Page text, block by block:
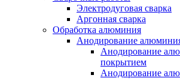
Электродуговая сварка
Аргонная сварка
Обработка алюминия
Анодирование
Анодирование
покрытием
Анодирование